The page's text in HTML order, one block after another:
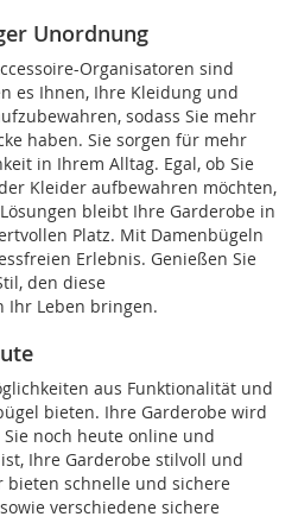
Unordnung
Organisatoren sind
es Ihnen, Ihre Kleidung und
sodass Sie mehr
haben. Sie sorgen für mehr
in Ihrem Alltag. Egal, ob Sie
Kleider aufbewahren möchten,
bleibt Ihre Garderobe in
Platz. Mit Damenbügeln
Erlebnis. Genießen Sie
den diese
Ihr Leben bringen.
aus Funktionalität und
bieten. Ihre Garderobe wird
noch heute online und
Ihre Garderobe stilvoll und
schnelle und sichere
verschiedene sichere